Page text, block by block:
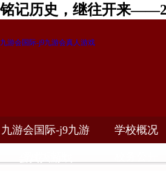
铭记历史，继往开来
九游会国际-j9九游会真人游戏
九游会国际-j9九游 学校概况